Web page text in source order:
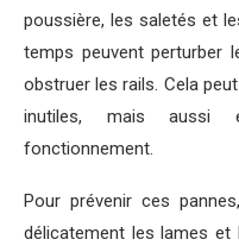
poussière, les saletés et
temps peuvent perturber
obstruer les rails. Cela
inutiles, mais aussi
fonctionnement.
Pour prévenir ces
délicatement les lames et